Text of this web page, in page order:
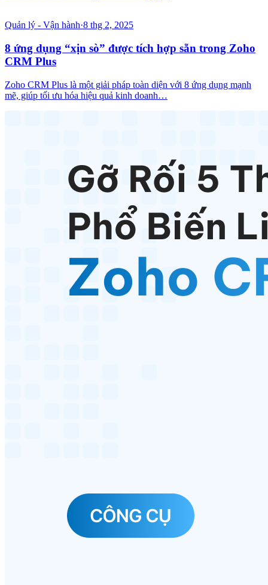
Quản lý - Vận hành·8 thg 2, 2025
8 ứng dụng “xịn sò” được tích hợp sẵn trong Zoho
CRM Plus
Zoho CRM Plus là một giải pháp toàn diện với 8 ứng dụng mạnh
mẽ, giúp tối ưu hóa hiệu quả kinh doanh…